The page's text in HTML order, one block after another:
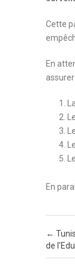
Cette
En
En
Post
←
de